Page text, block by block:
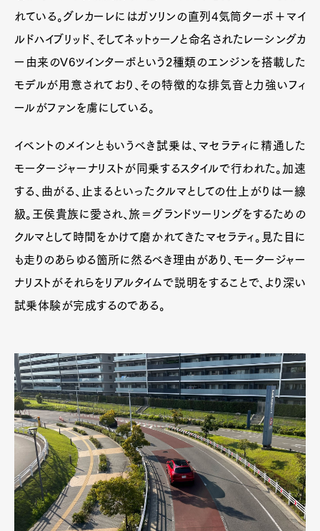
れている。グレカーレにはガソリンの直列4気筒ターボ＋マイ
ルドハイブリッド、そしてネットゥーノと命名されたレーシングカ
ー由来のV6ツインターボという2種類のエンジンを搭載した
モデルが用意されており、その特徴的な排気音と力強いフィ
ールがファンを虜にしている。
イベントのメインともいうべき試乗は、マセラティに精通した
モータージャーナリストが同乗するスタイルで行われた。加速
する、曲がる、止まるといったクルマとしての仕上がりは一線
級。王侯貴族に愛され、旅＝グランドツーリングをするための
クルマとして時間をかけて磨かれてきたマセラティ。見た目に
も走りのあらゆる箇所に然るべき理由があり、モータージャー
ナリストがそれらをリアルタイムで説明をすることで、より深い
試乗体験が完成するのである。